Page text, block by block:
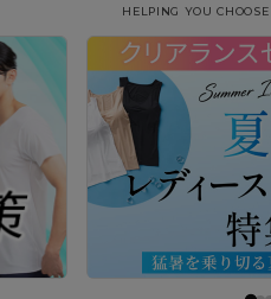
HELPING YOU